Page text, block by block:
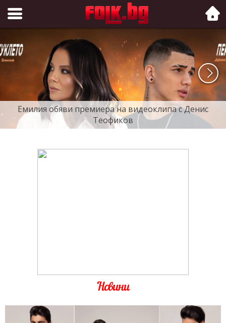
Folk.bg
Емилия обяви премиера на видеоклипа с Денис
Теофиков
Новини